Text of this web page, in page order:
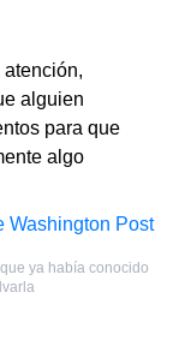
alguien
para que
algo
Washington Post
ya había conocido